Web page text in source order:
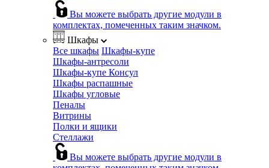
Вы можете выбрать другие модули в
комплектах, помеченных таким значком.
Шкафы
Все шкафы Шкафы-купе
Шкафы-антресоли
Шкафы-купе Консул
Шкафы распашные
Шкафы угловые
Пеналы
Витрины
Полки и ящики
Стеллажи
Вы можете выбрать другие модули в